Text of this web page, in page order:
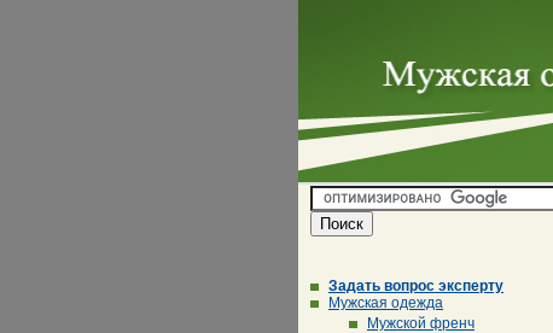
Задать вопрос эксперту
Мужская одежда
Мужской френч